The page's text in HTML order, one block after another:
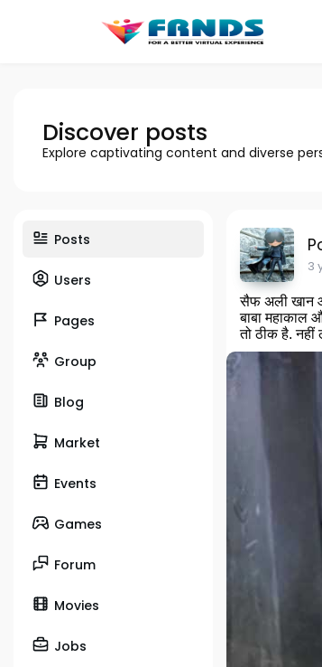
Discover posts
Explore captivating content and diverse
Posts
Users
Pages
Group
Blog
Market
Events
Games
Forum
Movies
Jobs
3
सैफ अली खान
बाबा महाकाल
तो ठीक है. नहीं